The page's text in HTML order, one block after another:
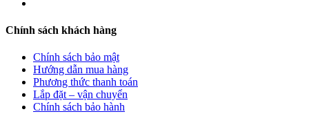
Chính sách khách hàng
Chính sách bảo mật
Hướng dẫn mua hàng
Phương thức thanh toán
Lắp đặt – vận chuyển
Chính sách bảo hành